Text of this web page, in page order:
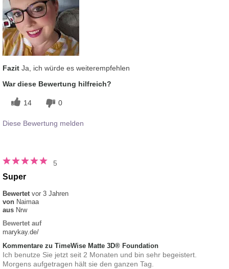
Fazit Ja, ich würde es weiterempfehlen
War diese Bewertung hilfreich?
14 0
Diese Bewertung melden
5
Super
Bewertet vor 3 Jahren
von Naimaa
aus Nrw
Bewertet auf
marykay.de/
Kommentare zu TimeWise Matte 3D® Foundation
Ich benutze Sie jetzt seit 2 Monaten und bin sehr begeistert.
Morgens aufgetragen hält sie den ganzen Tag.